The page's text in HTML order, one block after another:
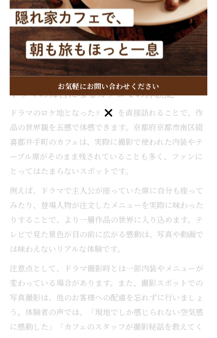
め、事前の予約や訪問時間の工夫が必要です。また、静
かな雰囲気を大切にしたい方は、平日や午前中の利用が
おすすめです。実際に現地を訪れた人の体験談では、
「思いがけず店主とドラマ談義ができた」「懐かしいイ
ンテリアに癒された」といった声も多く聞かれます。
ドラマの舞台になるカフェでの体験記
ドラマのロケ地となったカフェを直接訪れることで、作
品の世界観を五感で体感できます。京都府京都市南区綴
喜郡井手町のカフェは、実際に撮影で使われた内装やテ
ーブル席がそのまま残されていることも多く、ファンに
とってはたまらないスポットです。
例えば、ドラマで主人公が座っていた席に自分も座って
みたり、登場人物が注文したメニューを実際に味わった
りすることで、より一層作品の世界に入り込めます。テ
レビで見た景色が目の前に広がる感動は、写真や動画で
は味わえないリアルな体験です。
注意点として、ドラマ撮影時とは一部内装やメニューが
変わっている場合があります。また、撮影スポットでの
写真撮影は、他のお客様への配慮を忘れずに行いましょ
う。体験者の声では、「現地でしか感じられない空気感
に感動した」「カフェのスタッフが撮影秘話を教えてく
お気軽にお問い合わせください
お気軽にお問い合わせください